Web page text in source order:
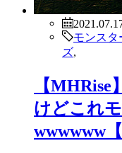
2021.07.17
モンスタ
ズ ,
【MHRise